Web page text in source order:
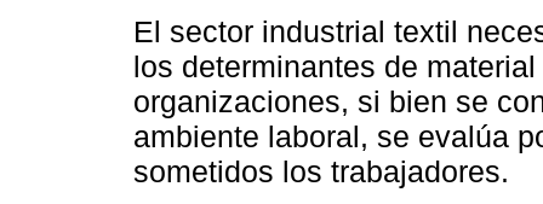
El sector industrial textil
los determinantes de
organizaciones, si bien se
ambiente laboral, se evalúa
sometidos los trabajadores.